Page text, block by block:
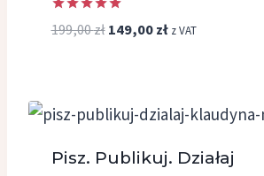
Oceniono
5.00
199,00zł Pierwotna
149,00 złAktualna
z VAT
Pisz. Publikuj. Działaj